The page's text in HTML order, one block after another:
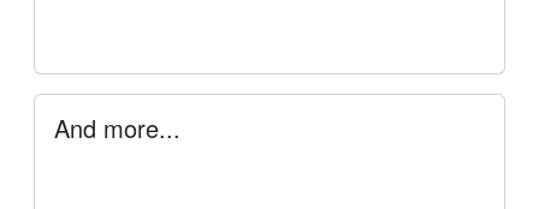
And more...